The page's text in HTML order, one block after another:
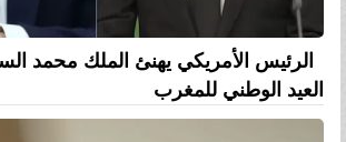
الرئيس الأمريكي يهنئ الملك محمد
العيد الوطني للمغرب